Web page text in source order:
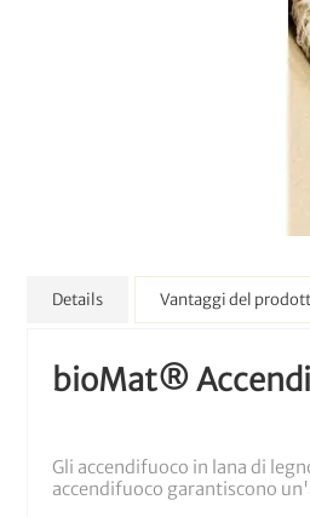
Details
bioMat®
Gli accendifuoco in lana di
accendifuoco garantiscono
Vantaggi del